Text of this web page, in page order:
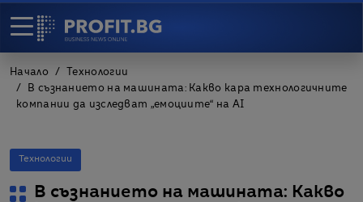
Начало
Технологии
В съзнанието на машината: Какво кара технологичните
компании да изследват „емоциите“ на AI
Технологии
В съзнанието на машината: Какво